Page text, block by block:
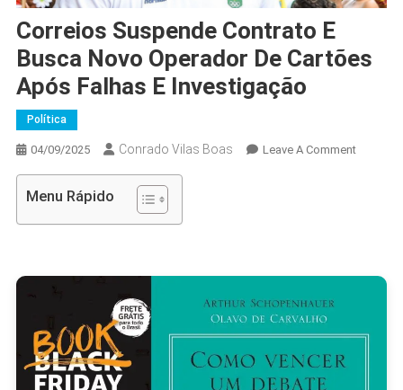
Correios Suspende Contrato E
Busca Novo Operador De Cartões
Após Falhas E Investigação
Política
04/09/2025 Conrado Vilas Boas Leave A CommentOn
Novo
Cartões
Menu Rápido